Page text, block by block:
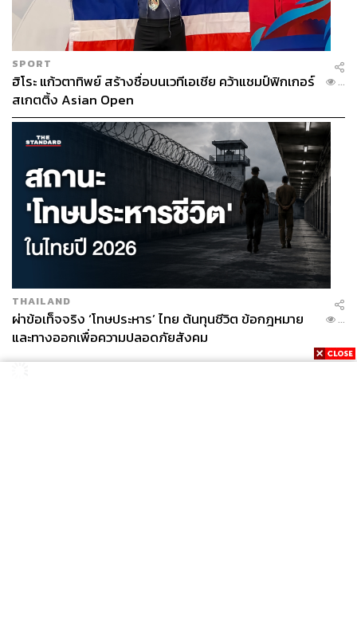
SPORT
ฮิโระ แก้วตาทิพย์ สร้างชื่อบนเวทีเอเชีย คว้าแชมป์ฟิกเกอร์
สเกตติ้ง Asian Open
...
THAILAND
ผ่าข้อเท็จจริง ‘โทษประหาร’ ไทย ต้นทุนชีวิต ข้อกฎหมาย
และทางออกเพื่อความปลอดภัยสังคม
...